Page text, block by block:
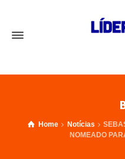
Home Notícias
NOMEADO